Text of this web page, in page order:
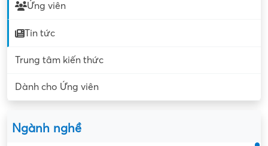
Ứng viên
Tin tức
Trung tâm kiến thức
Dành cho Ứng viên
Ngành nghề